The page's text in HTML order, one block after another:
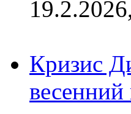
Кризис